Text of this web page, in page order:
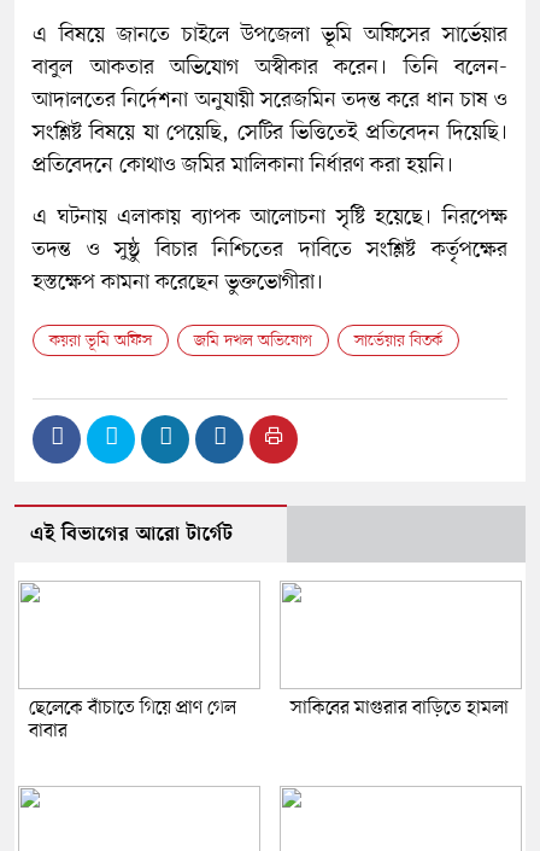
এ বিষয়ে জানতে চাইলে উপজেলা ভূমি অফিসের সার্ভেয়ার
বাবুল আকতার অভিযোগ অস্বীকার করেন। তিনি বলেন-
আদালতের নির্দেশনা অনুযায়ী সরেজমিন তদন্ত করে ধান চাষ ও
সংশ্লিষ্ট বিষয়ে যা পেয়েছি, সেটির ভিত্তিতেই প্রতিবেদন দিয়েছি।
প্রতিবেদনে কোথাও জমির মালিকানা নির্ধারণ করা হয়নি।
এ ঘটনায় এলাকায় ব্যাপক আলোচনা সৃষ্টি হয়েছে। নিরপেক্ষ
তদন্ত ও সুষ্ঠু বিচার নিশ্চিতের দাবিতে সংশ্লিষ্ট কর্তৃপক্ষের
হস্তক্ষেপ কামনা করেছেন ভুক্তভোগীরা।
কয়রা ভূমি অফিস জমি দখল অভিযোগ সার্ভেয়ার বিতর্ক
এই বিভাগের আরো টার্গেট
ছেলেকে বাঁচাতে গিয়ে প্রাণ গেল
বাবার
সাকিবের মাগুরার বাড়িতে হামলা